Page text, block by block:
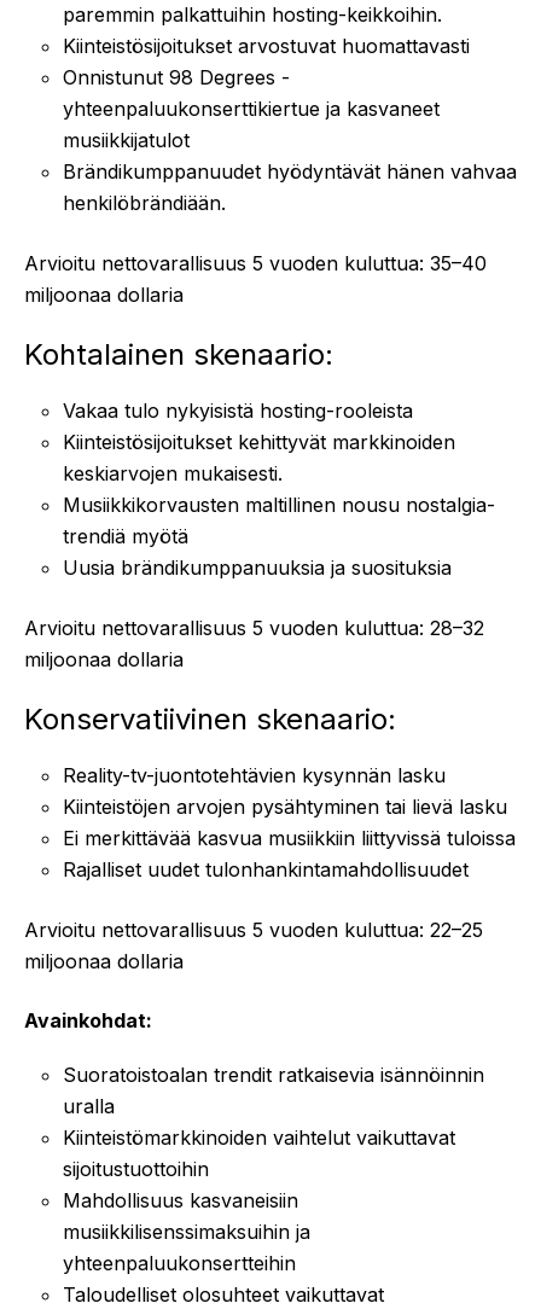
paremmin palkattuihin hosting-keikkoihin.
Kiinteistösijoitukset arvostuvat huomattavasti
Onnistunut 98 Degrees -
yhteenpaluukonserttikiertue ja kasvaneet
musiikkijatulot
Brändikumppanuudet hyödyntävät hänen vahvaa
henkilöbrändiään.
Arvioitu nettovarallisuus 5 vuoden kuluttua: 35–40
miljoonaa dollaria
Kohtalainen skenaario:
Vakaa tulo nykyisistä hosting-rooleista
Kiinteistösijoitukset kehittyvät markkinoiden
keskiarvojen mukaisesti.
Musiikkikorvausten maltillinen nousu nostalgia-
trendiä myötä
Uusia brändikumppanuuksia ja suosituksia
Arvioitu nettovarallisuus 5 vuoden kuluttua: 28–32
miljoonaa dollaria
Konservatiivinen skenaario:
Reality-tv-juontotehtävien kysynnän lasku
Kiinteistöjen arvojen pysähtyminen tai lievä lasku
Ei merkittävää kasvua musiikkiin liittyvissä tuloissa
Rajalliset uudet tulonhankintamahdollisuudet
Arvioitu nettovarallisuus 5 vuoden kuluttua: 22–25
miljoonaa dollaria
Avainkohdat:
Suoratoistoalan trendit ratkaisevia isännöinnin
uralla
Kiinteistömarkkinoiden vaihtelut vaikuttavat
sijoitustuottoihin
Mahdollisuus kasvaneisiin
musiikkilisenssimaksuihin ja
yhteenpaluukonsertteihin
Taloudelliset olosuhteet vaikuttavat